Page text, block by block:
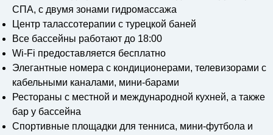
СПА, с двумя зонами гидромассажа
Центр талассотерапии с турецкой баней
Все бассейны работают до 18:00
Wi-Fi предоставляется бесплатно
Элегантные номера с кондиционерами, телевизорами с
кабельными каналами, мини-барами
Рестораны с местной и международной кухней, а также
бар у бассейна
Спортивные площадки для тенниса, мини-футбола и